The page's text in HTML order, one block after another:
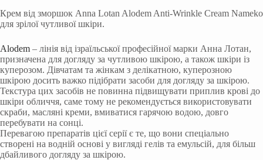
Крем від зморшок Anna Lotan Alodem Anti-Wrinkle Cream Nameko
для зрілої чутливої шкіри.
Alodem – лінія від ізраїльської професійної марки Анна Лотан,
призначена для догляду за чутливою шкірою, а також шкіри із
куперозом. Дівчатам та жінкам з делікатною, куперозною
шкірою досить важко підібрати засоби для догляду за шкірою.
Текстура цих засобів не повинна підвищувати приплив крові до
шкіри обличчя, саме тому не рекомендується використовувати
скраби, масляні креми, вмиватися гарячою водою, довго
перебувати на сонці.
Перевагою препаратів цієї серії є те, що вони спеціально
створені на водній основі у вигляді гелів та емульсій, для більш
дбайливого догляду за шкірою.